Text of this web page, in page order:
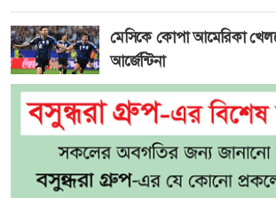
মেসিকে কোপা আমেরিকা
আর্জেন্টিনা